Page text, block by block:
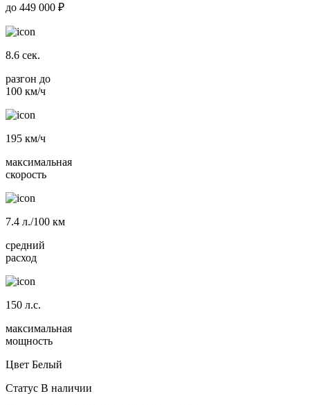
до 449 000 ₽
8.6 сек.
разгон до
100 км/ч
195 км/ч
максимальная
скорость
7.4 л./100 км
средний
расход
150 л.с.
максимальная
мощность
Цвет Белый
Статус В наличии